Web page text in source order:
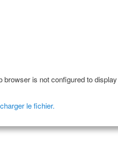
browser is not configured to
le fichier.